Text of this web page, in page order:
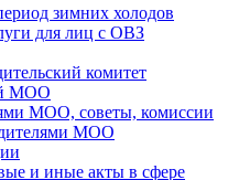
зимних холодов
для лиц с ОВЗ
комитет
МОО
МОО, советы, комиссии
МОО
и иные акты в сфере